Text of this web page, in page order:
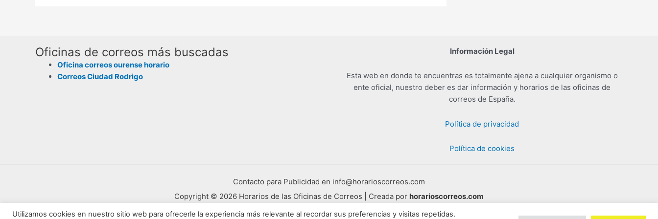
Oficinas de correos más buscadas
Oficina correos ourense horario
Correos Ciudad Rodrigo
Información Legal
Esta web en donde te encuentras es totalmente ajena a cualquier organismo o
ente oficial, nuestro deber es dar información y horarios de las oficinas de
correos de España.
Política de privacidad
Política de cookies
Contacto para Publicidad en info@horarioscorreos.com
Copyright © 2026 Horarios de las Oficinas de Correos | Creada por horarioscorreos.com
Mapa de nuestra web
Utilizamos cookies en nuestro sitio web para ofrecerle la experiencia más relevante al recordar sus preferencias y visitas repetidas.